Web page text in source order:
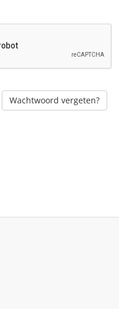
Wachtwoord vergeten?